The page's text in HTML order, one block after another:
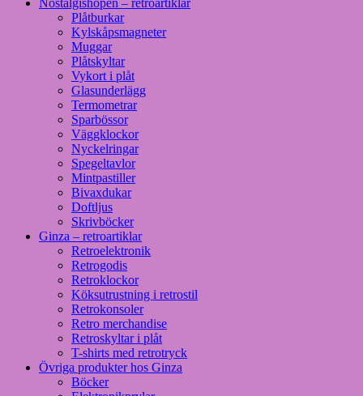
Nostalgishopen – retroartiklar
Plåtburkar
Kylskåpsmagneter
Muggar
Plåtskyltar
Vykort i plåt
Glasunderlägg
Termometrar
Sparbössor
Väggklockor
Nyckelringar
Spegeltavlor
Mintpastiller
Bivaxdukar
Doftljus
Skrivböcker
Ginza – retroartiklar
Retroelektronik
Retrogodis
Retroklockor
Köksutrustning i retrostil
Retrokonsoler
Retro merchandise
Retroskyltar i plåt
T-shirts med retrotryck
Övriga produkter hos Ginza
Böcker